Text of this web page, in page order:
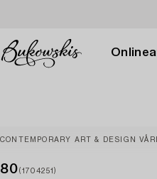
CONTEMPORARY ART & DESIGN
80 (1704251)